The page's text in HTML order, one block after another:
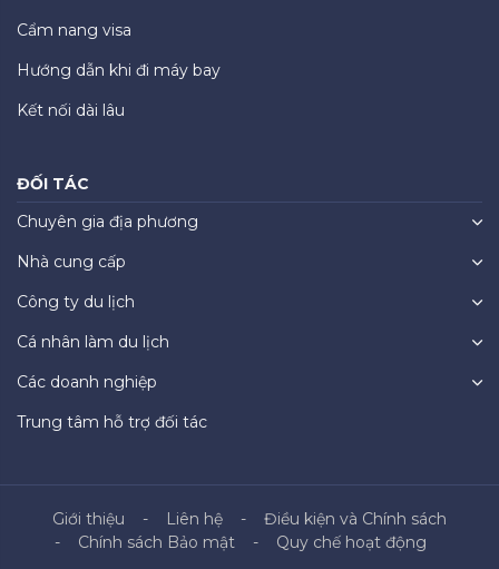
Cẩm nang visa
Hướng dẫn khi đi máy bay
Kết nối dài lâu
ĐỐI TÁC
Chuyên gia địa phương
Nhà cung cấp
Công ty du lịch
Cá nhân làm du lịch
Các doanh nghiệp
Trung tâm hỗ trợ đối tác
Giới thiệu Liên hệ
Điều kiện và Chính sách
Chính sách Bảo mật
Quy chế hoạt động